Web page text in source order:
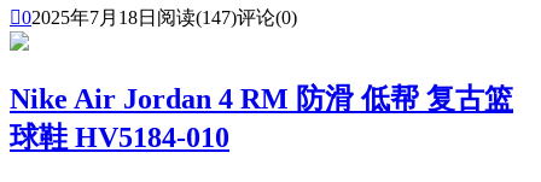
02025年7月18日 阅读(147)评论(0)
Nike Air Jordan 4 RM 防滑 低帮 复古篮
球鞋 HV5184-010